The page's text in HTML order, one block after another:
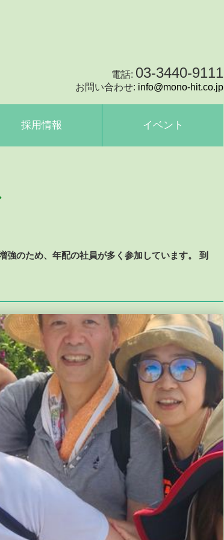
電話: 03-3440-9111
お問い合わせ: info@mono-hit.co.jp
採用情報 イベント
強のため、年配の社員が多く参加しています。 到